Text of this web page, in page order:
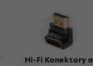
Hi-Fi Konektory a